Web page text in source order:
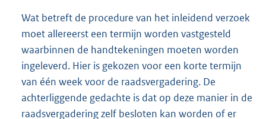
Wat betreft de procedure van het inleidend verzoek
moet allereerst een termijn worden vastgesteld
waarbinnen de handtekeningen moeten worden
ingeleverd. Hier is gekozen voor een korte termijn
van één week voor de raadsvergadering. De
achterliggende gedachte is dat op deze manier in de
raadsvergadering zelf besloten kan worden of er